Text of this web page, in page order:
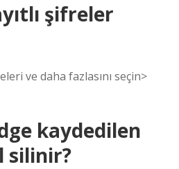
şifreler
ve daha fazlasını seçin>
kaydedilen
silinir?